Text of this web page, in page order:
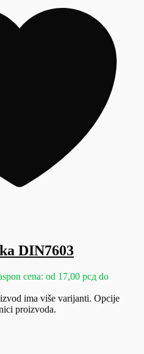
DIN7603
cena: od 17,00 рсд do
ima više varijanti. Opcije
proizvoda.